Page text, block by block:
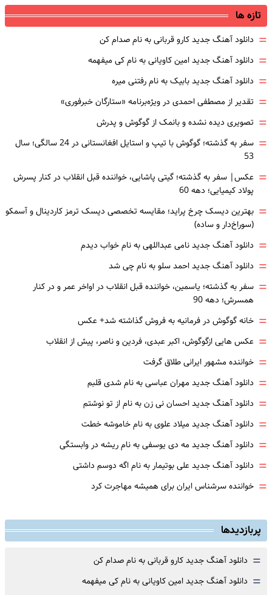
تازه ها
= دانلود آهنگ جدید کارو قربانی به نام صدام کن
= دانلود آهنگ جدید امین کاویانی به نام کی میفهمه
= دانلود آهنگ جدید بابیک به نام رفتنی میره
= تقدیر از مصطفی احمدی در ویژه‌برنامه «ستارگان خبرفوری»
= تصویری دیده نشده و بانمک از گوگوش و پدرش
=
سفر به گذشته؛ گوگوش با تیپ و استایل افغانستانی در 24 سالگی؛ سال
53
= عکس| سفر به گذشته؛ گیتی پاشایی، خواننده قبل انقلاب در کنار پسرش
پولاد کیمیایی؛ دهه 60
= بهترین دیسک چرخ پراید؛ مقایسه تخصصی دیسک ترمز کاردینال و آسمکو
(سوراخ‌دار و ساده)
= دانلود آهنگ جدید نامی عبداللهی به نام خواب دیدم
= دانلود آهنگ جدید احمد سلو به نام چی شد
= سفر به گذشته؛ یاسمین، خواننده قبل انقلاب در اواخر عمر و در کنار
همسرش؛ دهه 90
= خانه گوگوش در فرمانیه به فروش گذاشته شد+ عکس
= عکس هایی ازگوگوش، اکبر عبدی، فردین و ناصر، پیش از انقلاب
= خواننده مشهور ایرانی طلاق گرفت
= دانلود آهنگ جدید مهران عباسی به نام شدی قلبم
= دانلود آهنگ جدید احسان نی زن به نام از تو نوشتم
= دانلود آهنگ جدید میلاد علوی به نام خاموشه خطت
= دانلود آهنگ جدید مه دی یوسفی به نام ریشه در وابستگی
= دانلود آهنگ جدید علی بوتیمار به نام اگه دوسم داشتی
= خواننده سرشناس ایران برای همیشه مهاجرت کرد
پربازدیدها
= دانلود آهنگ جدید کارو قربانی به نام صدام کن
= دانلود آهنگ جدید امین کاویانی به نام کی میفهمه